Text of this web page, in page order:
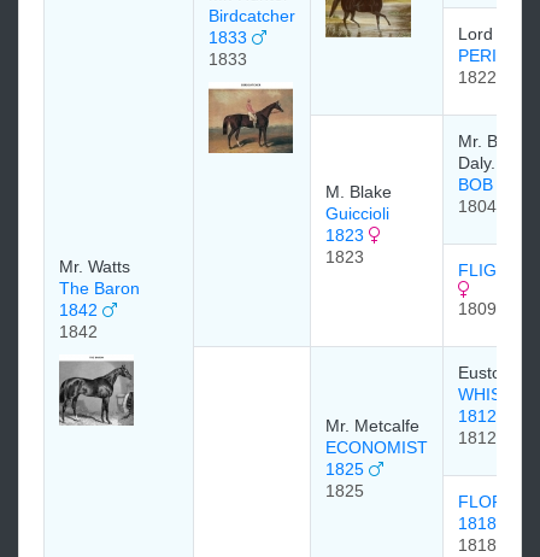
Mr. Watts
The Baron
1842
1842
Birdcatcher
1833
1833
Lord
PERI
1822
M. Blake
Guiccioli
1823
1823
Mr. Bowes
Daly.
BOB
1804
FLIGHT
1809
Mr. Metcalfe
ECONOMIST
1825
1825
Euston
WHISKER
1812
1812
1818
1818